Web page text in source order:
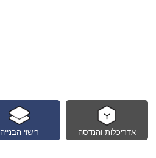
רישוי הבנייה אדריכלות והנדסה